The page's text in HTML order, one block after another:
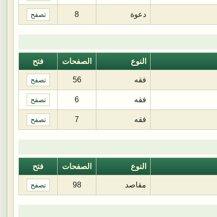
دعوة 8 تصفح
النوع الصفحات فتح
فقه 56 تصفح
فقه 6 تصفح
فقه 7 تصفح
النوع الصفحات فتح
مقاصد 98 تصفح